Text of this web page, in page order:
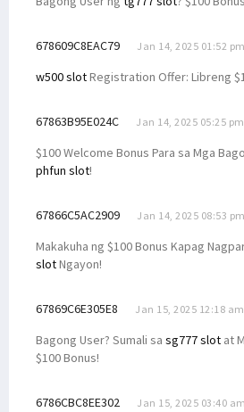
678609C8EAC79 Jan 14, 2025 01:52 pm
w500 slotRegistration Offer: Libreng
67863B95E024C Jan 14, 2025 05:25 pm
$100 Welcome Bonus Para sa Mga
phfun slot!
67866C5AC2909 Jan 14, 2025 08:53 pm
Makakuha ng $100 Bonus Kapag
slotNgayon!
67869C6E305E8 Jan 15, 2025 12:18 am
Bagong User? Sumali sa sg777 slot at
$100 Bonus!
6786CBC8EE302 Jan 15, 2025 03:40 am